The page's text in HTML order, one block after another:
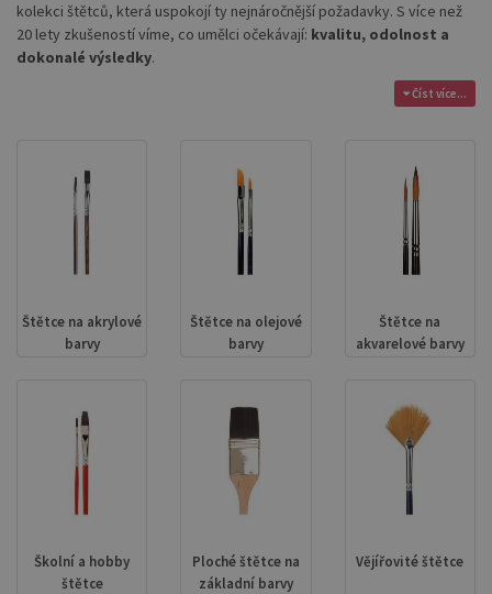
kolekci štětců, která uspokojí ty nejnáročnější požadavky. S více než
20 lety zkušeností víme, co umělci očekávají: kvalitu, odolnost a
dokonalé výsledky.
Číst více...
Štětce na akrylové
barvy
Štětce na olejové
barvy
Štětce na
akvarelové barvy
Školní a hobby
štětce
Ploché štětce na
základní barvy
Vějířovité štětce